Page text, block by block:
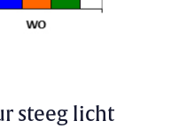
steeg licht